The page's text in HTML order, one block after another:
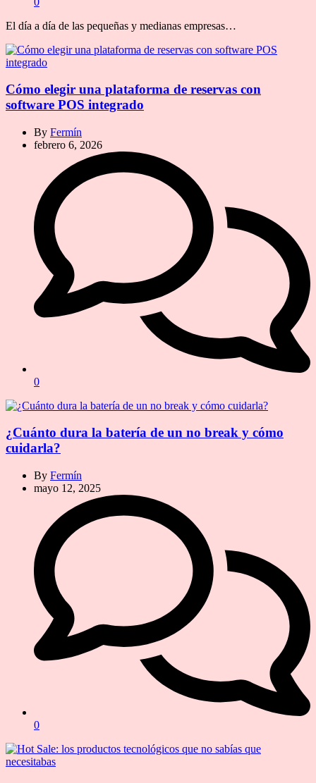
El día a día de las pequeñas y medianas empresas…
Cómo elegir una plataforma de reservas con
software POS integrado
By Fermín
febrero 6, 2026
0
¿Cuánto dura la batería de un no break y cómo
cuidarla?
By Fermín
mayo 12, 2025
0